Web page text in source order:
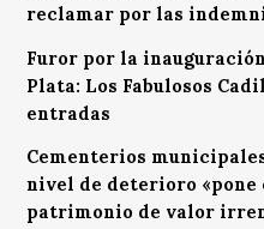
reclamar por las
Furor por la
Plata: Los Fabulosos
entradas
Cementerios
nivel de deterioro «pone
patrimonio de valor